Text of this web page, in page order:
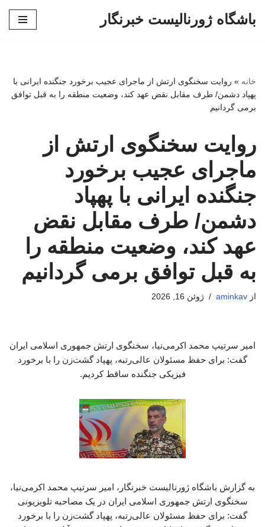
باشگاه ژورنالیست خبرنگار
خانه » روایت سخنگوی ارتش از ماجرای عجیب برخورد جنگنده‌ ایرانی با
پهپاد دشمن/ طرف مقابل نقض عهد کند، وضعیت منطقه را به قبل توافق
برمی گردانیم
روایت سخنگوی ارتش از
ماجرای عجیب برخورد
جنگنده‌ ایرانی با پهپاد
دشمن/ طرف مقابل نقض
عهد کند، وضعیت منطقه را
به قبل توافق برمی گردانیم
از aminkav ژوئن 16, 2026
امیر سرتیپ محمد اکرمی‌نیا، سخنگوی ارتش جمهوری اسلامی ایران
گفت: برای حفظ مسئولان عالی‌رتبه، پهپاد گشت‌زن را با برخورد
فیزیکی جنگنده ساقط کردیم.
به گزارش باشگاه ژورنالیست خبرنگار، امیر سرتیپ محمد اکرمی‌نیا،
سخنگوی ارتش جمهوری اسلامی ایران در یک مصاحبه تلویزیونی
گفت: برای حفظ مسئولان عالی‌رتبه، پهپاد گشت‌زن را با برخورد